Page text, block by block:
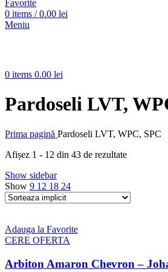
Favorite
0 items / 0.00 lei
Meniu
0 items 0.00 lei
Pardoseli LVT,
Prima pagină Pardoseli LVT, WPC, SPC
Afișez 1 - 12 din 43 de rezultate
Show sidebar
Show 9 12 18 24
Adauga la Favorite
CERE OFERTA
Arbiton Amaron Chevron –